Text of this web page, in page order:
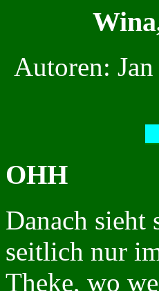
Autoren:
OHH
Danach sieht
seitlich nur
Theke, wo